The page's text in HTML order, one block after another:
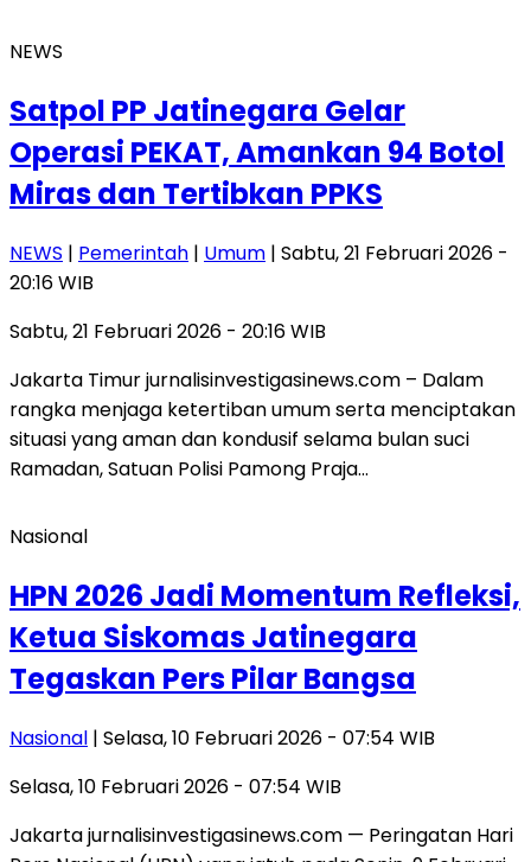
NEWS
Satpol PP Jatinegara Gelar
Operasi PEKAT, Amankan 94 Botol
Miras dan Tertibkan PPKS
NEWS | Pemerintah | Umum | Sabtu, 21 Februari 2026 -
20:16 WIB
Sabtu, 21 Februari 2026 - 20:16 WIB
Jakarta Timur jurnalisinvestigasinews.com – Dalam
rangka menjaga ketertiban umum serta menciptakan
situasi yang aman dan kondusif selama bulan suci
Ramadan, Satuan Polisi Pamong Praja…
Nasional
HPN 2026 Jadi Momentum Refleksi,
Ketua Siskomas Jatinegara
Tegaskan Pers Pilar Bangsa
Nasional | Selasa, 10 Februari 2026 - 07:54 WIB
Selasa, 10 Februari 2026 - 07:54 WIB
Jakarta jurnalisinvestigasinews.com — Peringatan Hari